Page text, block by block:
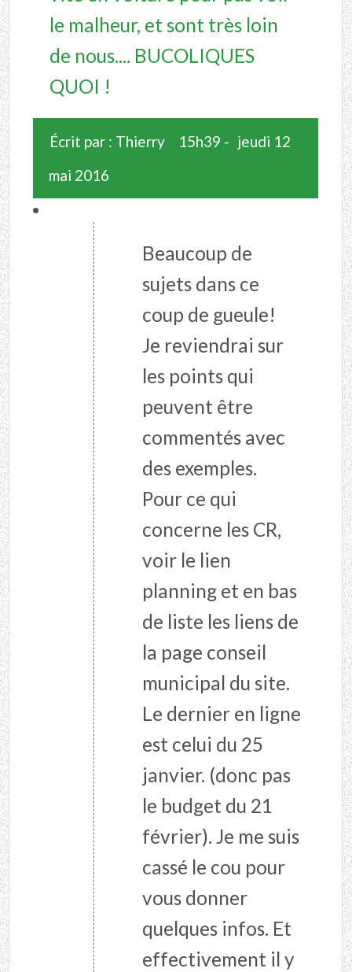
le malheur, et sont très loin
de nous.... BUCOLIQUES
QUOI !
Écrit par : Thierry 15h39 - jeudi 12
mai 2016
Beaucoup de
sujets dans ce
coup de gueule!
Je reviendrai sur
les points qui
peuvent être
commentés avec
des exemples.
Pour ce qui
concerne les CR,
voir le lien
planning et en bas
de liste les liens de
la page conseil
municipal du site.
Le dernier en ligne
est celui du 25
janvier. (donc pas
le budget du 21
février). Je me suis
cassé le cou pour
vous donner
quelques infos. Et
effectivement il y